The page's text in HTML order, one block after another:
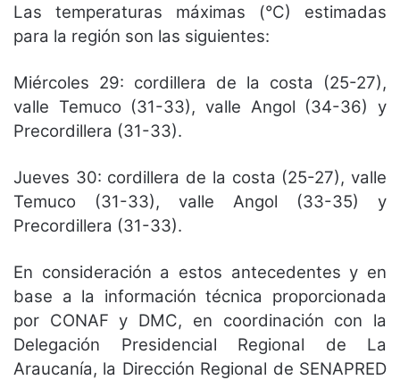
Las temperaturas máximas (°C) estimadas
para la región son las siguientes:
Miércoles 29: cordillera de la costa (25-27),
valle Temuco (31-33), valle Angol (34-36) y
Precordillera (31-33).
Jueves 30: cordillera de la costa (25-27), valle
Temuco (31-33), valle Angol (33-35) y
Precordillera (31-33).
En consideración a estos antecedentes y en
base a la información técnica proporcionada
por CONAF y DMC, en coordinación con la
Delegación Presidencial Regional de La
Araucanía, la Dirección Regional de SENAPRED